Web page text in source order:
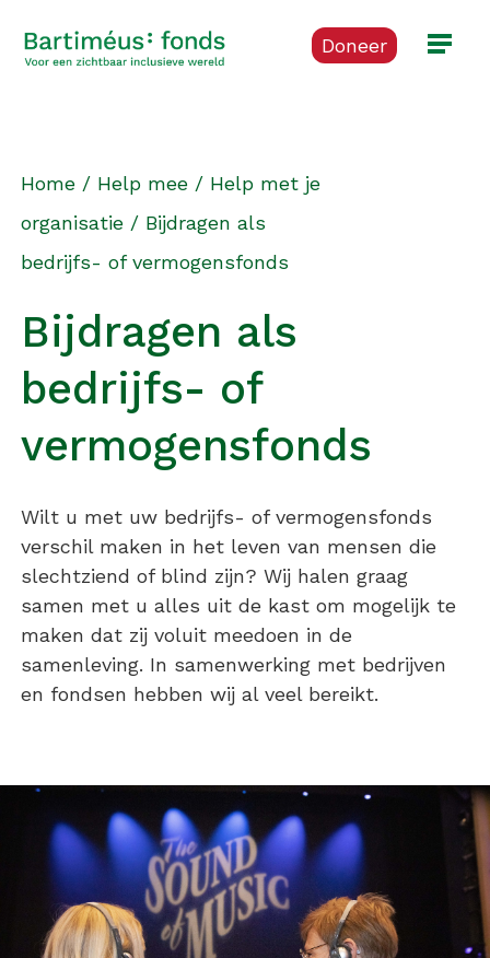
Doneer
Home / Help mee / Help met je
organisatie / Bijdragen als
bedrijfs- of vermogensfonds
Bijdragen als
bedrijfs- of
vermogensfonds
Wilt u met uw bedrijfs- of vermogensfonds
verschil maken in het leven van mensen die
slechtziend of blind zijn? Wij halen graag
samen met u alles uit de kast om mogelijk te
maken dat zij voluit meedoen in de
samenleving. In samenwerking met bedrijven
en fondsen hebben wij al veel bereikt.